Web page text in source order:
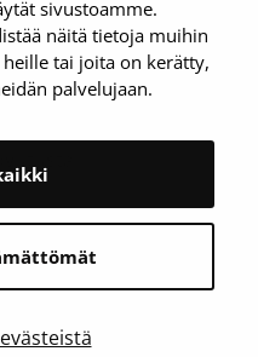
sivustoamme.
näitä tietoja muihin
tai joita on kerätty,
palvelujaan.
osa
(esimerkiksi